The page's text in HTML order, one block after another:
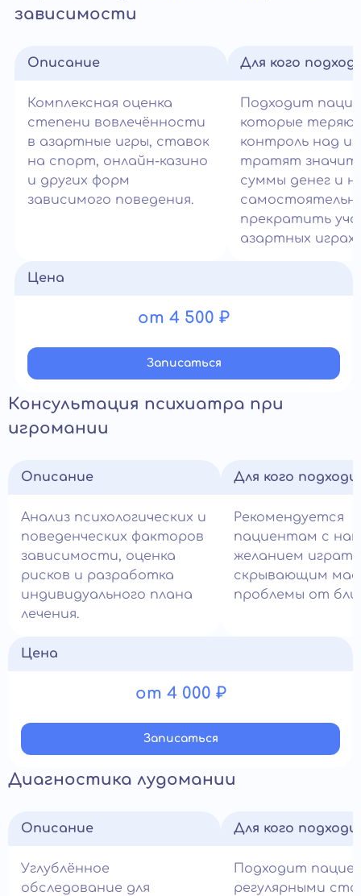
зависимости
Описание
Комплексная оценка
степени вовлечённости
в азартные игры, ставок
на спорт, онлайн-казино
и других форм
зависимого поведения.
Для кого
Подходит
которые
контроль над
тратят
суммы денег и
прекратить
азартных играх.
Цена
от 4 500 ₽
Записатьcя
Консультация психиатра при
игромании
Описание
Анализ психологических и
поведенческих факторов
зависимости, оценка
рисков и разработка
индивидуального плана
лечения.
Для кого
Рекомендуется
пациентам с
желанием
скрывающим
проблемы от
Цена
от 4 000 ₽
Записатьcя
Диагностика лудомании
Описание
Углублённое
обследование для
Для кого
Подходит
регулярными